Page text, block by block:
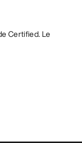
Certified. Le